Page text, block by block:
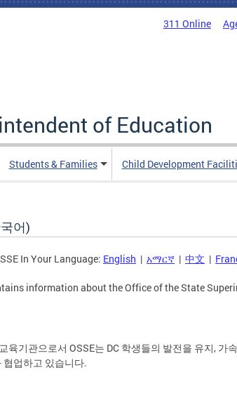
311 Online
of Education
Students & Families Child Development
어)
In Your Language: English | አማርኛ | 中文 |
information about the Office of the State
육기관으로서 OSSE는 DC 학생들의 발전을 유지,
협업하고 있습니다.